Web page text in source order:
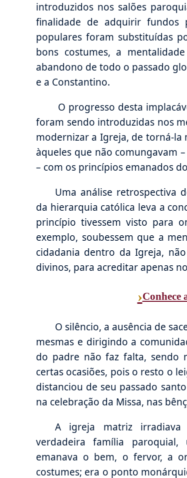
introduzidos nos salões
finalidade de adquirir fundos
populares foram substituídas
bons costumes, a
abandono de todo o passado
e a Constantino.
O progresso desta
foram sendo introduzidas nos
modernizar a Igreja, de torná-la
àqueles que não comungavam
– com os princípios emanados
Uma análise retrospectiva
da hierarquia católica leva a
princípio tivessem visto para
exemplo, soubessem que a
cidadania dentro da Igreja,
divinos, para acreditar apenas
›Conhece
O silêncio, a ausência de
mesmas e dirigindo a
do padre não faz falta, sendo
certas ocasiões, pois o resto o
distanciou de seu passado
na celebração da Missa, nas
A igreja matriz
verdadeira família
emanava o bem, o fervor, a
costumes; era o ponto